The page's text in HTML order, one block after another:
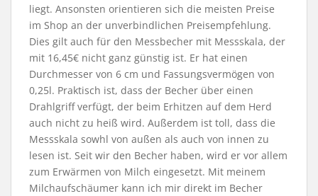
liegt. Ansonsten orientieren sich die meisten Preise
im Shop an der unverbindlichen Preisempfehlung.
Dies gilt auch für den Messbecher mit Messskala, der
mit 16,45€ nicht ganz günstig ist. Er hat einen
Durchmesser von 6 cm und Fassungsvermögen von
0,25l. Praktisch ist, dass der Becher über einen
Drahlgriff verfügt, der beim Erhitzen auf dem Herd
auch nicht zu heiß wird. Außerdem ist toll, dass die
Messskala sowhl von außen als auch von innen zu
lesen ist. Seit wir den Becher haben, wird er vor allem
zum Erwärmen von Milch eingesetzt. Mit meinem
Milchaufschäumer kann ich mir direkt im Becher